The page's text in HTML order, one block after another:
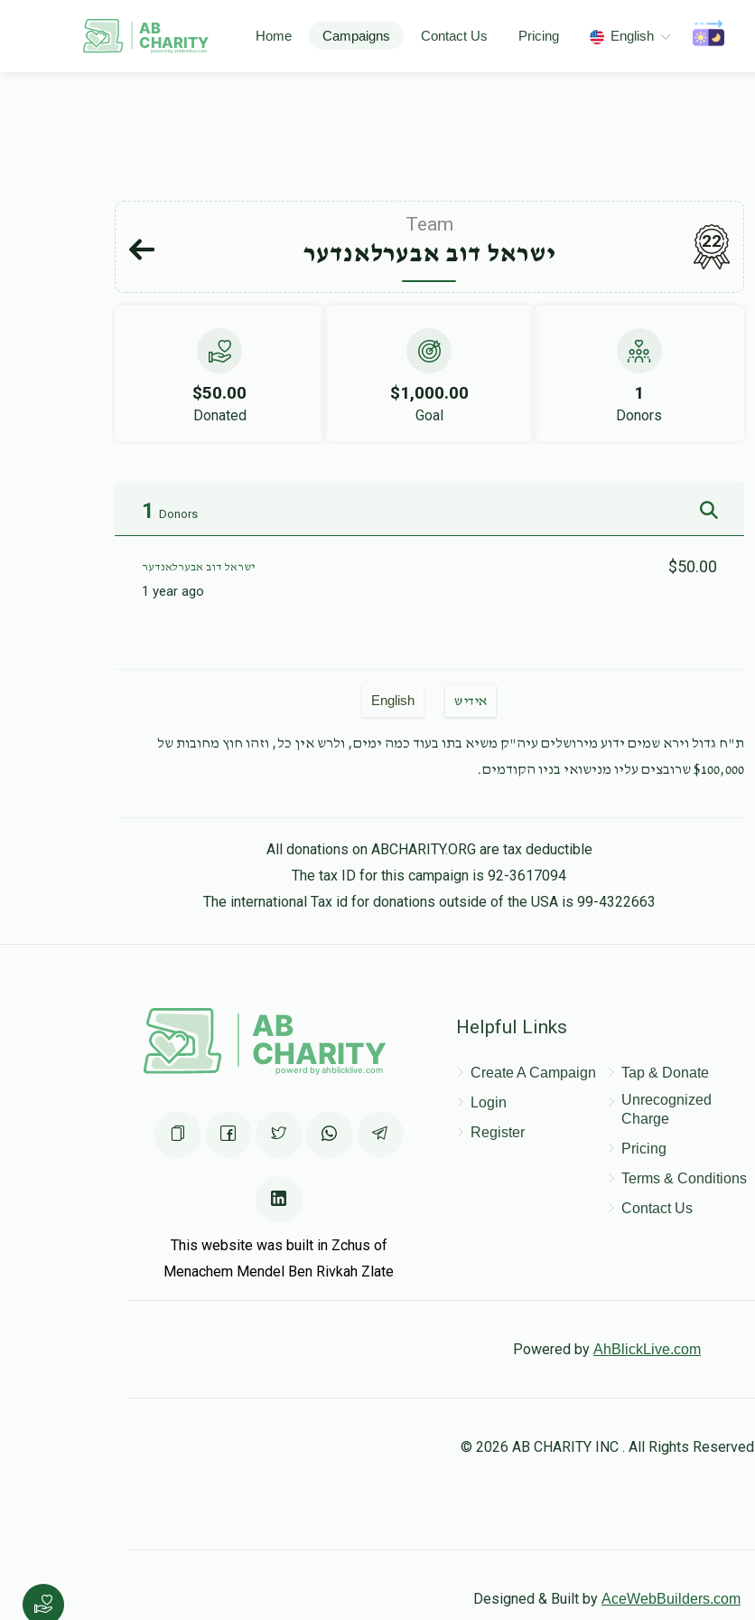
AB
CHARITY
powerd by ahblicklive.com
Home Campaigns Contact Us Pricing English
Team
ישראל דוב אבערלאנדער 22
$50.00
Donated
$1,000.00
Goal
1
Donors
1 Donors
ישראל דוב אבערלאנדער
1 year ago
$50.00
English אידיש
ת"ח גדול וירא שמים ידוע מירושלים עיה"ק משיא בתו בעוד כמה ימים, ולרש אין כל, וזהו חוץ מחובות של
$100,000 שרובצים עליו מנישואי בניו הקודמים.
All donations on ABCHARITY.ORG are tax deductible
The tax ID for this campaign is 92-3617094
The international Tax id for donations outside of the USA is 99-4322663
This website was built in Zchus of
Menachem Mendel Ben Rivkah Zlate
Helpful Links
Create A Campaign
Login
Register
Tap & Donate
Unrecognized
Charge
Pricing
Terms & Conditions
Contact Us
Powered by AhBlickLive.com
© 2026 AB CHARITY INC . All Rights Reserved
Designed & Built by AceWebBuilders.com